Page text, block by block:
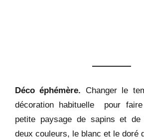
Déco éphémère. Changer le
décoration habituelle pour
petite paysage de sapins et de
deux couleurs, le blanc et le doré